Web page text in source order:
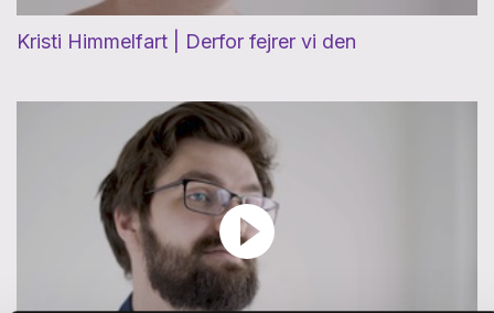
Kristi Himmelfart | Derfor fejrer vi den